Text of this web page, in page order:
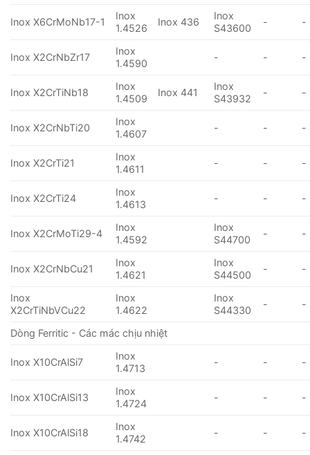
Inox X6CrMoNb17-1
Inox
1.4526
Inox 436
Inox
S43600
- -
Inox X2CrNbZr17
Inox
1.4590
- - -
Inox X2CrTiNb18
Inox
1.4509
Inox 441
Inox
S43932
- -
Inox X2CrNbTi20
Inox
1.4607
- - -
Inox X2CrTi21
Inox
1.4611
- - -
Inox X2CrTi24
Inox
1.4613
- - -
Inox X2CrMoTi29-4
Inox
1.4592
Inox
S44700
- -
Inox X2CrNbCu21
Inox
1.4621
Inox
S44500
- -
Inox
X2CrTiNbVCu22
Inox
1.4622
Inox
S44330
- -
Dòng Ferritic - Các mác chịu nhiệt
Inox X10CrAlSi7
Inox
1.4713
- - -
Inox X10CrAlSi13
Inox
1.4724
- - -
Inox X10CrAlSi18
Inox
1.4742
- - -